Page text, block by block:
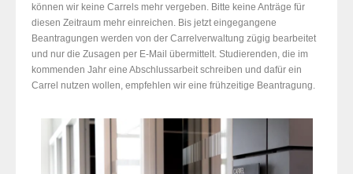
können wir keine Carrels mehr vergeben. Bitte keine Anträge für
diesen Zeitraum mehr einreichen. Bis jetzt eingegangene
Beantragungen werden von der Carrelverwaltung zügig bearbeitet
und nur die Zusagen per E-Mail übermittelt. Studierenden, die im
kommenden Jahr eine Abschlussarbeit schreiben und dafür ein
Carrel nutzen wollen, empfehlen wir eine frühzeitige Beantragung.